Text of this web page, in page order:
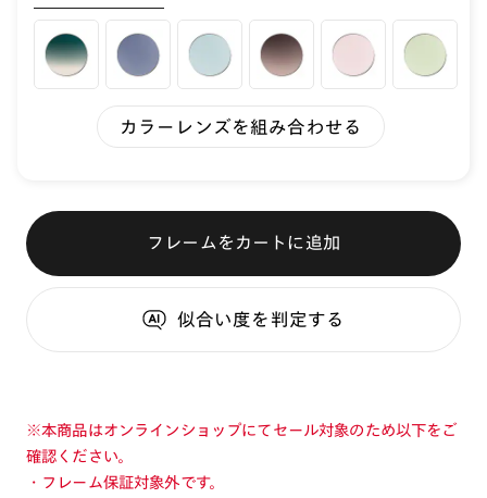
カラーレンズを組み合わせる
フレームをカートに追加
似合い度を判定する
※本商品はオンラインショップにてセール対象のため以下をご
確認ください。
・フレーム保証対象外です。